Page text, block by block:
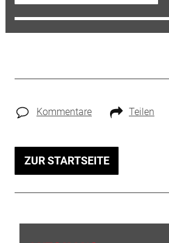
Kommentare Teilen
ZUR STARTSEITE